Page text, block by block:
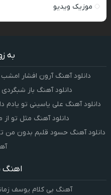
موزیک ویدیو
به
دانلود آهنگ آرون افشار
دانلود آهنگ باز
دانلود آهنگ علی یاسینی تو
دانلود آهنگ مثل تو
دانلود آهنگ حسود قلبم بدون من
اهنگ
آهنگ بی کلام یوسف